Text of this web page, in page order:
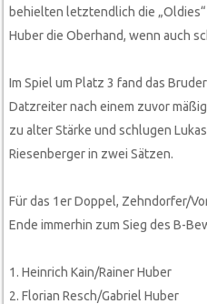
behielten letztendlich die
Huber die Oberhand, wenn auch
Im Spiel um Platz 3 fand das
Datzreiter nach einem zuvor
zu alter Stärke und schlugen
Riesenberger in zwei Sätzen.
Für das 1er Doppel, Zehndorfer/
Ende immerhin zum Sieg des B-
1. Heinrich Kain/Rainer Huber
2. Florian Resch/Gabriel Huber